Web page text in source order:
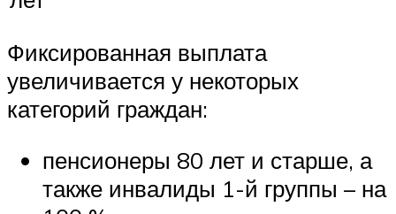
Фиксированная выплата
увеличивается у некоторых
категорий граждан:
пенсионеры 80 лет и старше, а
также инвалиды 1-й группы – на